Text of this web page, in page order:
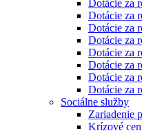
Dotácie za
Dotácie za
Dotácie za
Dotácie za
Dotácie za
Dotácie za
Dotácie za
Dotácie za
Sociálne služby
Zariadenie
Krízové